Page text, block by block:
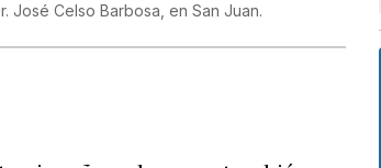
José Celso Barbosa, en San Juan.